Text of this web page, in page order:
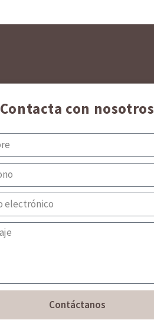
Contacta con nosotros
Contáctanos